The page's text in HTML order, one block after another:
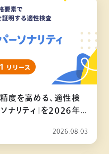
度を高める、適性検
ナリティ」を2026年
2026.08.03